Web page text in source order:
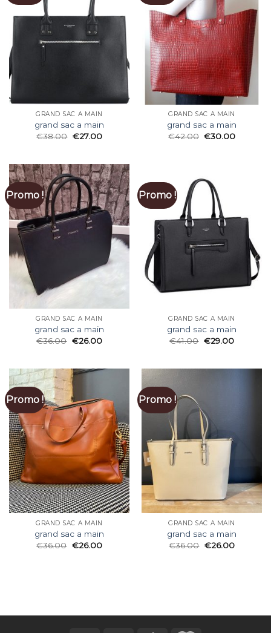
GRAND SAC A MAIN
grand sac a main
€38.00 €27.00
GRAND SAC A MAIN
grand sac a main
€42.00 €30.00
Promo !
GRAND SAC A MAIN
grand sac a main
€36.00 €26.00
Promo !
GRAND SAC A MAIN
grand sac a main
€41.00 €29.00
Promo !
GRAND SAC A MAIN
grand sac a main
€36.00 €26.00
Promo !
GRAND SAC A MAIN
grand sac a main
€36.00 €26.00